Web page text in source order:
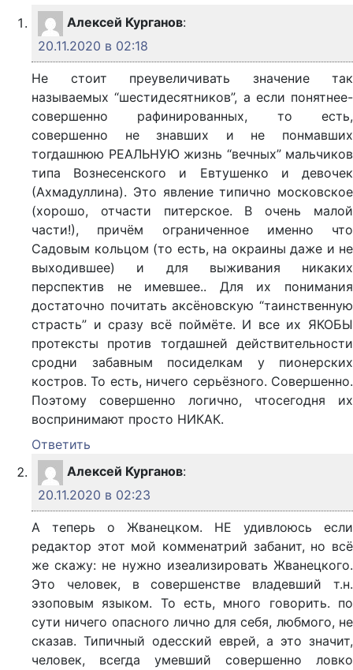
Алексей Курганов:
20.11.2020 в 02:18
Не стоит преувеличивать значение так
называемых “шестидесятников”, а если понятнее-
совершенно рафинированных, то есть,
совершенно не знавших и не понмавших
тогдашнюю РЕАЛЬНУЮ жизнь “вечных” мальчиков
типа Вознесенского и Евтушенко и девочек
(Ахмадуллина). Это явление типично московское
(хорошо, отчасти питерское. В очень малой
части!), причём ограниченное именно что
Садовым кольцом (то есть, на окраины даже и не
выходившее) и для выживания никаких
перспектив не имевшее.. Для их понимания
достаточно почитать аксёновскую “таинственную
страсть” и сразу всё поймёте. И все их ЯКОБЫ
протексты против тогдашней действительности
сродни забавным посиделкам у пионерских
костров. То есть, ничего серьёзного. Совершенно.
Поэтому совершенно логично, чтосегодня их
воспринимают просто НИКАК.
Ответить
Алексей Курганов:
20.11.2020 в 02:23
А теперь о Жванецком. НЕ удивлоюсь если
редактор этот мой комменатрий забанит, но всё
же скажу: не нужно изеализировать Жванецкого.
Это человек, в совершенстве владевший т.н.
эзоповым языком. То есть, много говорить. по
сути ничего опасного лично для себя, любмого, не
сказав. Типичный одесский еврей, а это значит,
человек, всегда умевший совершенно ловко